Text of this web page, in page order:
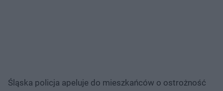
Śląska policja apeluje do mieszkańców o ostrożność